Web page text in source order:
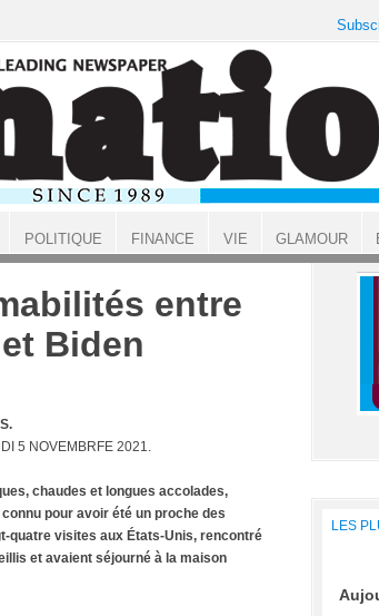
entre
Biden
5 NOVEMBRFE 2021.
chaudes et longues accolades,
pour avoir été un proche des
quatre visites aux États-Unis, rencontré
et avaient séjourné à la maison
LES
POLITIQUE FINANCE VIE GLAMOUR